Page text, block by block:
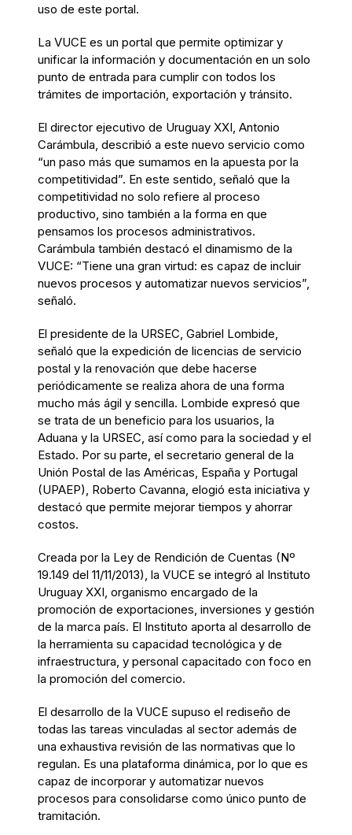
uso de este portal.
La VUCE es un portal que permite optimizar y
unificar la información y documentación en un solo
punto de entrada para cumplir con todos los
trámites de importación, exportación y tránsito.
El director ejecutivo de Uruguay XXI, Antonio
Carámbula, describió a este nuevo servicio como
“un paso más que sumamos en la apuesta por la
competitividad”. En este sentido, señaló que la
competitividad no solo refiere al proceso
productivo, sino también a la forma en que
pensamos los procesos administrativos.
Carámbula también destacó el dinamismo de la
VUCE: “Tiene una gran virtud: es capaz de incluir
nuevos procesos y automatizar nuevos servicios”,
señaló.
El presidente de la URSEC, Gabriel Lombide,
señaló que la expedición de licencias de servicio
postal y la renovación que debe hacerse
periódicamente se realiza ahora de una forma
mucho más ágil y sencilla. Lombide expresó que
se trata de un beneficio para los usuarios, la
Aduana y la URSEC, así como para la sociedad y el
Estado. Por su parte, el secretario general de la
Unión Postal de las Américas, España y Portugal
(UPAEP), Roberto Cavanna, elogió esta iniciativa y
destacó que permite mejorar tiempos y ahorrar
costos.
Creada por la Ley de Rendición de Cuentas (Nº
19.149 del 11/11/2013), la VUCE se integró al Instituto
Uruguay XXI, organismo encargado de la
promoción de exportaciones, inversiones y gestión
de la marca país. El Instituto aporta al desarrollo de
la herramienta su capacidad tecnológica y de
infraestructura, y personal capacitado con foco en
la promoción del comercio.
El desarrollo de la VUCE supuso el rediseño de
todas las tareas vinculadas al sector además de
una exhaustiva revisión de las normativas que lo
regulan. Es una plataforma dinámica, por lo que es
capaz de incorporar y automatizar nuevos
procesos para consolidarse como único punto de
tramitación.